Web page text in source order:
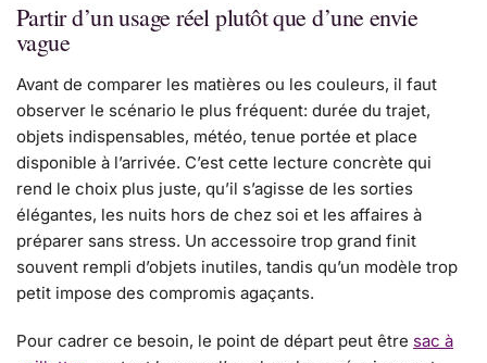
Partir d’un usage réel plutôt que d’une envie
vague
Avant de comparer les matières ou les couleurs, il faut
observer le scénario le plus fréquent: durée du trajet,
objets indispensables, météo, tenue portée et place
disponible à l’arrivée. C’est cette lecture concrète qui
rend le choix plus juste, qu’il s’agisse de les sorties
élégantes, les nuits hors de chez soi et les affaires à
préparer sans stress. Un accessoire trop grand finit
souvent rempli d’objets inutiles, tandis qu’un modèle trop
petit impose des compromis agaçants.
Pour cadrer ce besoin, le point de départ peut être sac à